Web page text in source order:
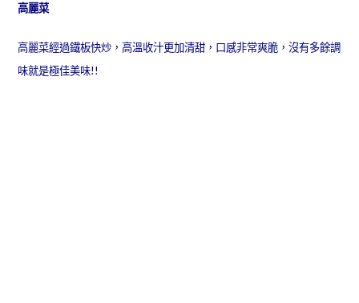
高麗菜
高麗菜經過鐵板快炒，高溫收汁更加清甜，口感非常爽脆，沒有多餘調
味就是極佳美味!!